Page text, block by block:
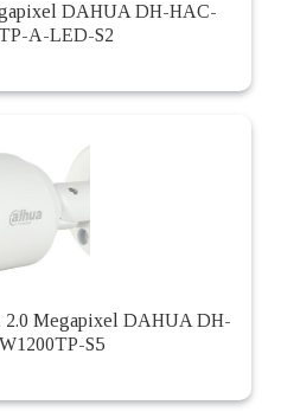
DAHUA DH-HAC-
A-LED-S2
2.0 Megapixel DAHUA DH-
S5